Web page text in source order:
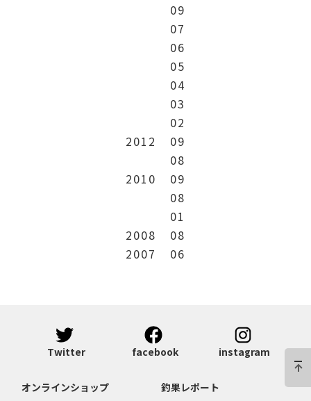
09
07
06
05
04
03
02
2012
09
08
2010
09
08
01
2008
08
2007
06
Twitter facebook instagram
オンラインショップ 釣果レポート